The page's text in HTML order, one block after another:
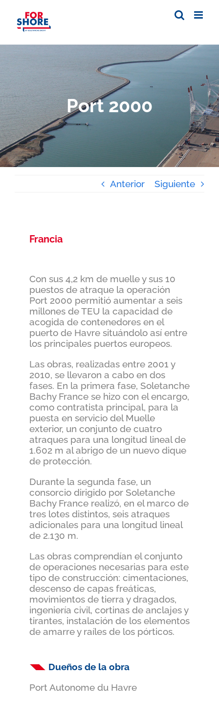
content
Port 2000
Anterior Siguiente
Francia
Con sus 4,2 km de muelle y sus 10
puestos de atraque la operación
Port 2000 permitió aumentar a seis
millones de TEU la capacidad de
acogida de contenedores en el
puerto de Havre situándolo así entre
los principales puertos europeos.
Las obras, realizadas entre 2001 y
2010, se llevaron a cabo en dos
fases. En la primera fase, Soletanche
Bachy France se hizo con el encargo,
como contratista principal, para la
puesta en servicio del Muelle
exterior, un conjunto de cuatro
atraques para una longitud lineal de
1.602 m al abrigo de un nuevo dique
de protección.
Durante la segunda fase, un
consorcio dirigido por Soletanche
Bachy France realizó, en el marco de
tres lotes distintos, seis atraques
adicionales para una longitud lineal
de 2.130 m.
Las obras comprendían el conjunto
de operaciones necesarias para este
tipo de construcción: cimentaciones,
descenso de capas freáticas,
movimientos de tierra y dragados,
ingeniería civil, cortinas de anclajes y
tirantes, instalación de los elementos
de amarre y raíles de los pórticos.
Dueños de la obra
Port Autonome du Havre